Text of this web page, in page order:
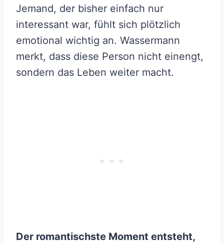
Jemand, der bisher einfach nur
interessant war, fühlt sich plötzlich
emotional wichtig an. Wassermann
merkt, dass diese Person nicht einengt,
sondern das Leben weiter macht.
Der romantischste Moment entsteht,